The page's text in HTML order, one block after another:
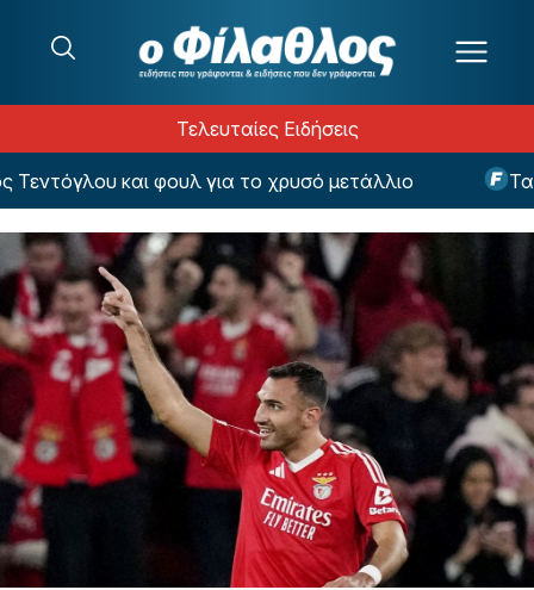
Τελευταίες Ειδήσεις
και φουλ για το χρυσό μετάλλιο Τα